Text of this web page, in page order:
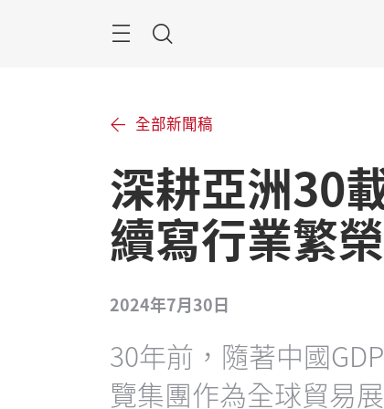
目
搜
全部新聞稿
深耕亞洲30
續寫行業繁
2024年7月30日
30年前，隨著中國
覽集團作為全球貿易